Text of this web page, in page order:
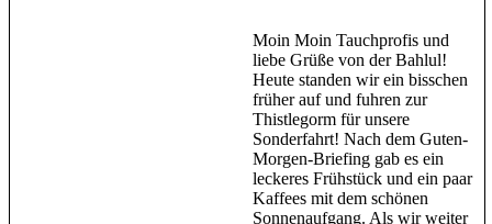
Moin Moin Tauchprofis und
liebe Grüße von der Bahlul!
Heute standen wir ein bisschen
früher auf und fuhren zur
Thistlegorm für unsere
Sonderfahrt! Nach dem Guten-
Morgen-Briefing gab es ein
leckeres Frühstück und ein paar
Kaffees mit dem schönen
Sonnenaufgang. Als wir weiter